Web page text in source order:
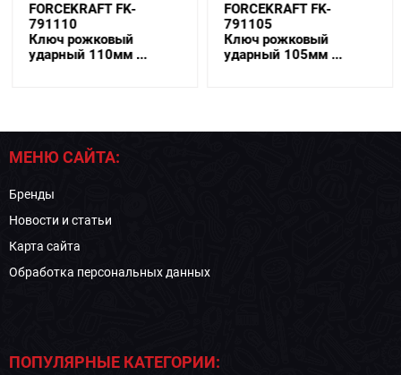
FORCEKRAFT FK-
791110
Ключ рожковый
ударный 110мм ...
FORCEKRAFT FK-
791105
Ключ рожковый
ударный 105мм ...
МЕНЮ САЙТА:
Бренды
Новости и статьи
Карта сайта
Обработка персональных данных
ПОПУЛЯРНЫЕ КАТЕГОРИИ: